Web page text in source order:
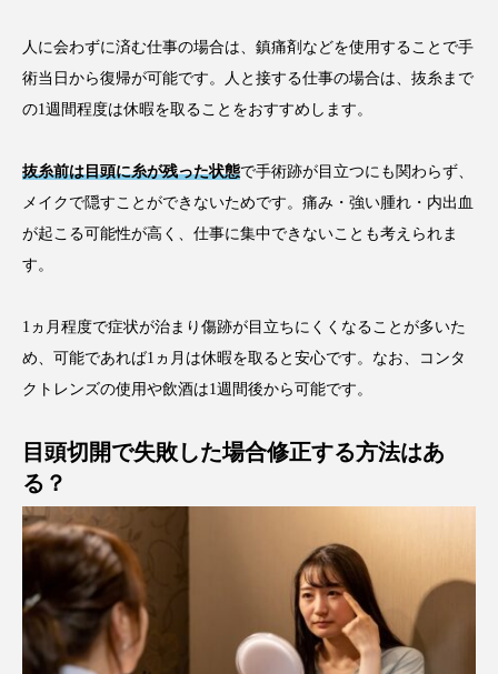
人に会わずに済む仕事の場合は、鎮痛剤などを使用することで手
術当日から復帰が可能です。人と接する仕事の場合は、抜糸まで
の1週間程度は休暇を取ることをおすすめします。
抜糸前は目頭に糸が残った状態で手術跡が目立つにも関わらず、
メイクで隠すことができないためです。痛み・強い腫れ・内出血
が起こる可能性が高く、仕事に集中できないことも考えられま
す。
1ヵ月程度で症状が治まり傷跡が目立ちにくくなることが多いた
め、可能であれば1ヵ月は休暇を取ると安心です。なお、コンタ
クトレンズの使用や飲酒は1週間後から可能です。
目頭切開で失敗した場合修正する方法はあ
る？